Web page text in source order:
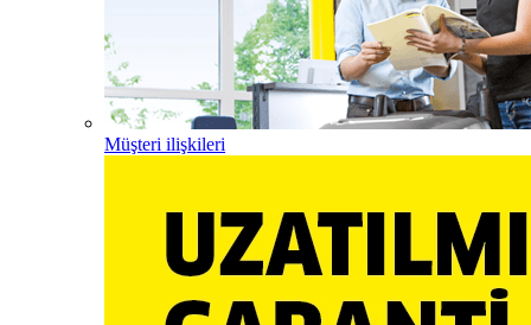
Müşteri ilişkileri